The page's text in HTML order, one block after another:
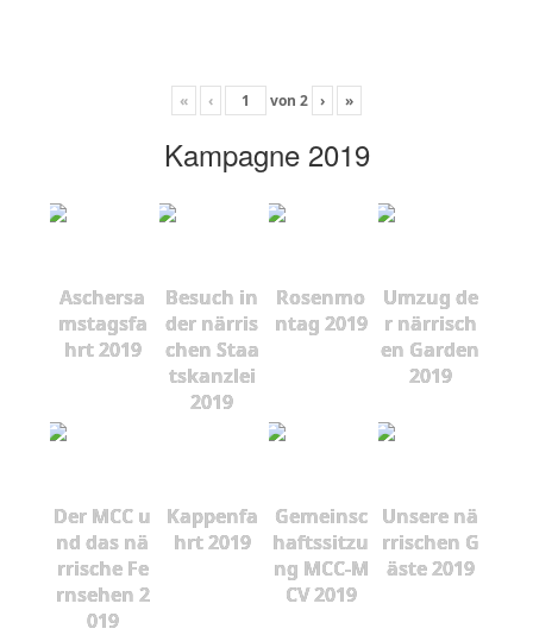
« ‹ von 2 › »
Kampagne 2019
Aschersa
mstagsfa
hrt 2019
Besuch in
der närris
chen Staa
tskanzlei
2019
Rosenmo
ntag 2019
Umzug de
r närrisch
en Garden
2019
Der MCC u
nd das nä
rrische Fe
rnsehen 2
019
Kappenfa
hrt 2019
Gemeinsc
haftssitzu
ng MCC-M
CV 2019
Unsere nä
rrischen G
äste 2019